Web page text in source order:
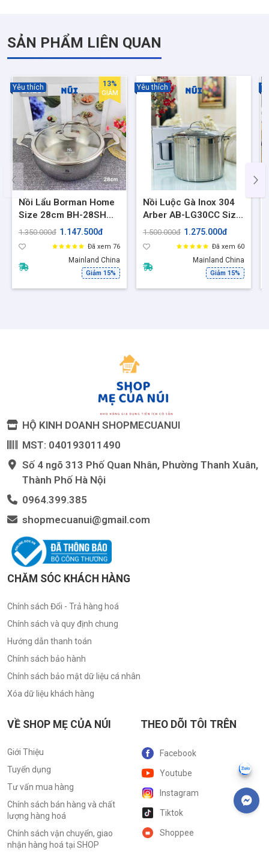
#shopmecuanui #noiinox304 #inox316 #noito #noiham
SẢN PHẨM LIÊN QUAN
Nồi Lẩu Borman Home
Size 28cm BH-28SH
Inox 18/10 Đúc Liền
6L - BH201
1.350.000đ 1.147.500đ
Đã xem 76
Mainland China
Giảm 15%
Yêu thích 13%
GIẢM
Nồi Luộc Gà Inox 304
Arber AB-LG30CC Size
30cm, Dung tích 14L –
loại bếp
1.500.000đ 1.275.000đ
Đã xem 60
Mainland China
Giảm 15%
Yêu thích
HỘ KINH DOANH SHOPMECUANUI
MST: 040193011490
Số 4 ngõ 313 Phố Quan Nhân, Phường Thanh Xuân,
Thành Phố Hà Nội
0964.399.385
shopmecuanui@gmail.com
CHĂM SÓC KHÁCH HÀNG
Chính sách Đổi - Trả hàng hoá
Chính sách và quy định chung
Hướng dẫn thanh toán
Chính sách bảo hành
Chính sách bảo mật dữ liệu cá nhân
Xóa dữ liệu khách hàng
VỀ SHOP MẸ CỦA NÚI
Giới Thiệu
Tuyển dụng
Tư vấn mua hàng
Chính sách bán hàng và chất
lượng hàng hoá
Chính sách vận chuyển, giao
nhận hàng hoá tại SHOP
THEO DÕI TÔI TRÊN
Facebook
Youtube
Instagram
Tiktok
Shoppee